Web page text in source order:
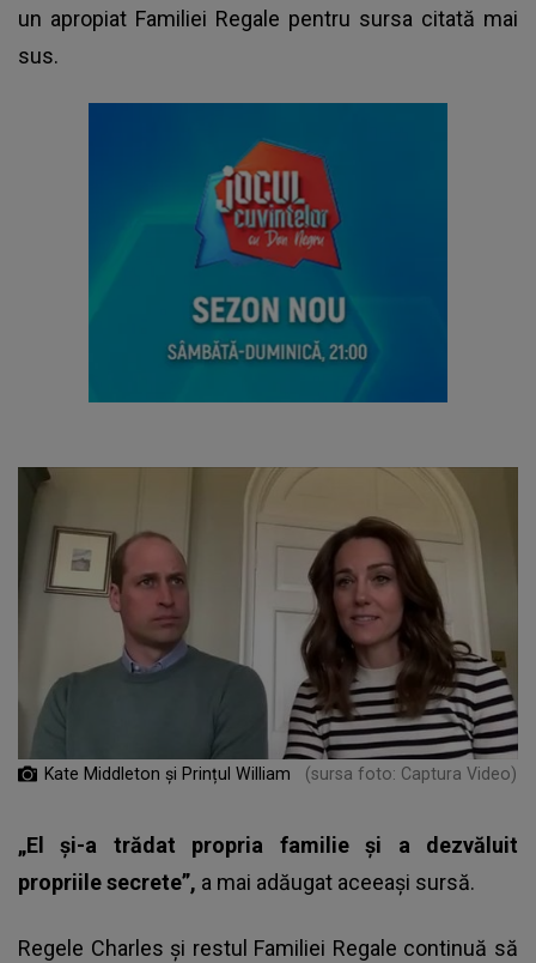
un apropiat Familiei Regale pentru sursa citată mai
sus.
Kate Middleton și Prințul William (sursa foto: Captura Video)
„El și-a trădat propria familie și a dezvăluit
propriile secrete”, a mai adăugat aceeași sursă.
Regele Charles și restul Familiei Regale continuă să